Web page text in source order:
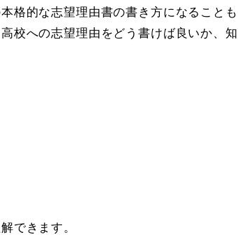
格的な志望理由書の書き方になることも
校への志望理由をどう書けば良いか、知
できます。